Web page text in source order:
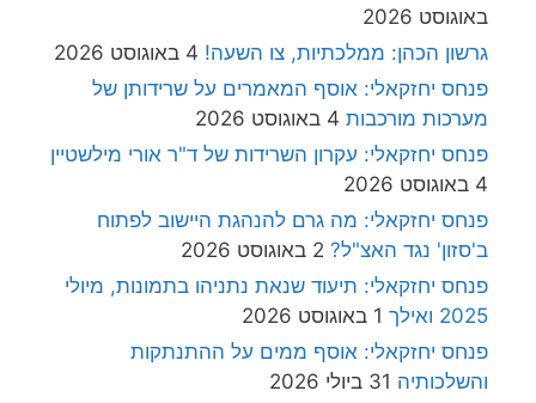
באוגוסט 2026
גרשון הכהן: ממלכתיות, צו השעה! 4 באוגוסט 2026
פנחס יחזקאלי: אוסף המאמרים על שרידותן של
מערכות מורכבות 4 באוגוסט 2026
פנחס יחזקאלי: עקרון השרידות של ד"ר אורי מילשטיין
4 באוגוסט 2026
פנחס יחזקאלי: מה גרם להנהגת היישוב לפתוח
ב'סזון' נגד האצ"ל? 2 באוגוסט 2026
פנחס יחזקאלי: תיעוד שנאת נתניהו בתמונות, מיולי
2025 ואילך
1 באוגוסט 2026
פנחס יחזקאלי: אוסף ממים על ההתנתקות
והשלכותיה 31 ביולי 2026